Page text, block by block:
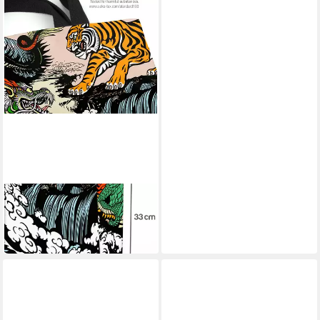
VOID
Henkeltasche
21,90 €
in 6-7 Werktagen bei dir